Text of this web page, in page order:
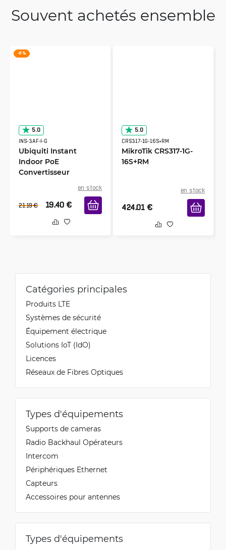
Souvent achetés ensemble
-8 %
5.0
INS-3AF-I-G
Ubiquiti Instant
Indoor PoE
Convertisseur
en stock
21.19 € 19.40 €
5.0
CRS317-1G-16S+RM
MikroTik CRS317-1G-
16S+RM
en stock
424.01 €
Catégories principales
Produits LTE
Systèmes de sécurité
Équipement électrique
Solutions IoT (IdO)
Licences
Réseaux de Fibres Optiques
Types d'équipements
Supports de cameras
Radio Backhaul Opérateurs
Intercom
Périphériques Ethernet
Capteurs
Accessoires pour antennes
Types d'équipements